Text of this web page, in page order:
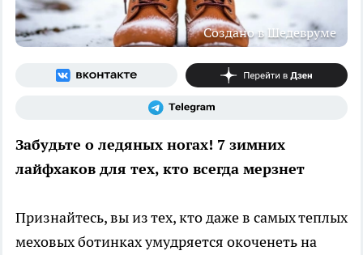
Создано в Шедевруме
Забудьте о ледяных ногах! 7 зимних
лайфхаков для тех, кто всегда мерзнет
Признайтесь, вы из тех, кто даже в самых теплых
меховых ботинках умудряется окоченеть на